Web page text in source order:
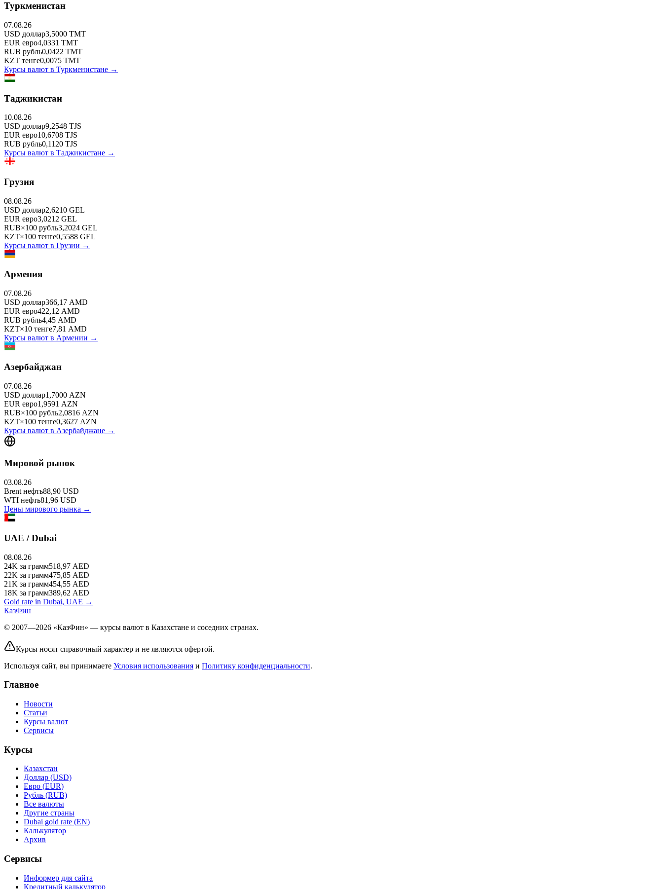
Туркменистан
07.08.26
USD доллар3,5000 TMT
EUR евро4,0331 TMT
RUB рубль0,0422 TMT
KZT тенге0,0075 TMT
Курсы валют в Туркменистане →
Таджикистан
10.08.26
USD доллар9,2548 TJS
EUR евро10,6708 TJS
RUB рубль0,1120 TJS
Курсы валют в Таджикистане →
Грузия
08.08.26
USD доллар2,6210 GEL
EUR евро3,0212 GEL
RUB×100 рубль3,2024 GEL
KZT×100 тенге0,5588 GEL
Курсы валют в Грузии →
Армения
07.08.26
USD доллар366,17 AMD
EUR евро422,12 AMD
RUB рубль4,45 AMD
KZT×10 тенге7,81 AMD
Курсы валют в Армении →
Азербайджан
07.08.26
USD доллар1,7000 AZN
EUR евро1,9591 AZN
RUB×100 рубль2,0816 AZN
KZT×100 тенге0,3627 AZN
Курсы валют в Азербайджане →
Мировой рынок
03.08.26
Brent нефть88,90 USD
WTI нефть81,96 USD
Цены мирового рынка →
UAE / Dubai
08.08.26
24K за грамм518,97 AED
22K за грамм475,85 AED
21K за грамм454,55 AED
18K за грамм389,62 AED
Gold rate in Dubai, UAE →
КазФин
© 2007—2026 «КазФин» — курсы валют в Казахстане и соседних странах.
Курсы носят справочный характер и не являются офертой.
Используя сайт, вы принимаете Условия использования и Политику конфиденциальности.
Главное
Новости
Статьи
Курсы валют
Сервисы
Курсы
Казахстан
Доллар (USD)
Евро (EUR)
Рубль (RUB)
Все валюты
Другие страны
Dubai gold rate (EN)
Калькулятор
Архив
Сервисы
Информер для сайта
Кредитный калькулятор